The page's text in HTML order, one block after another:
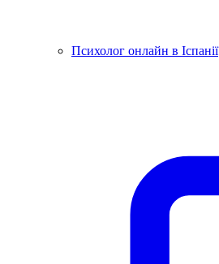
Психолог онлайн в Іспанії